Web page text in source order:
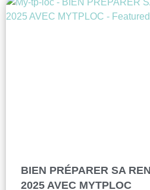
BIEN PRÉPARER SA
2025 AVEC MYTPLOC